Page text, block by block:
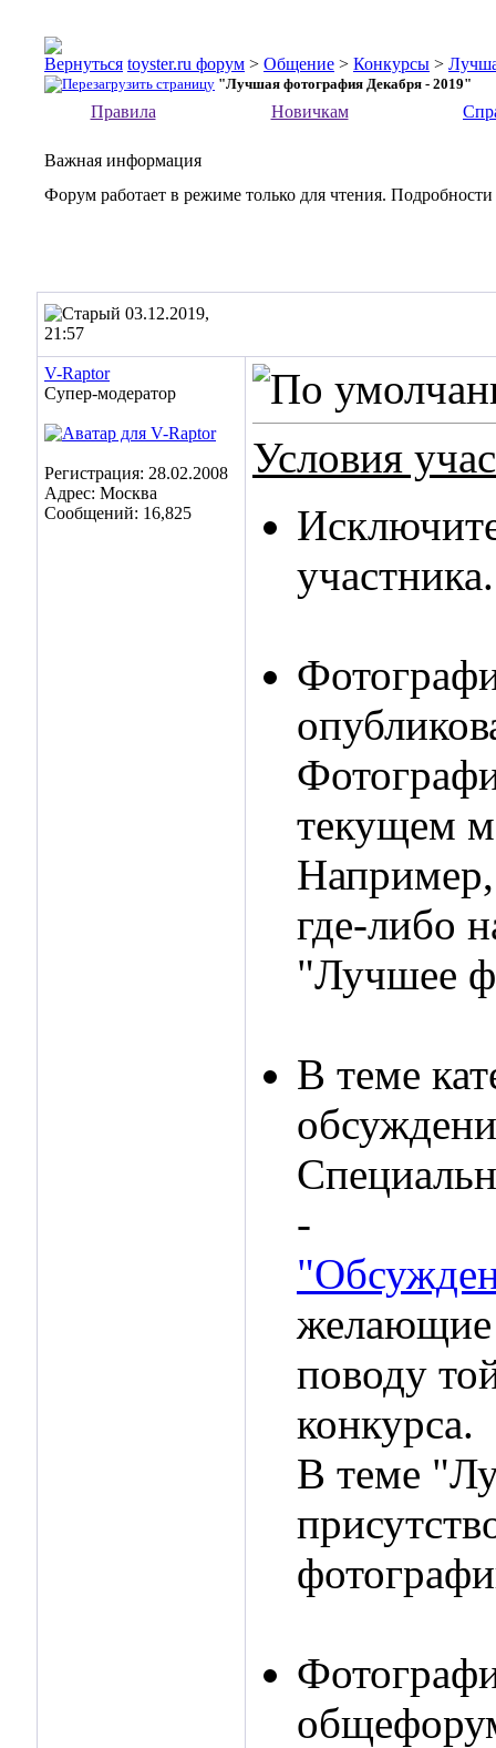
toyster.ru форум > Общение > Конкурсы >
"Лучшая фотография Декабря - 2019"
Правила Новичкам
Важная информация
Форум работает в режиме только для чтения.
03.12.2019,
21:57
V-Raptor
Супер-модератор
Регистрация: 28.02.2008
Адрес: Москва
Сообщений: 16,825
Условия
участника.
текущем
Например,
где-либо
"Лучшее
В теме
-
желающие
поводу
конкурса.
В теме